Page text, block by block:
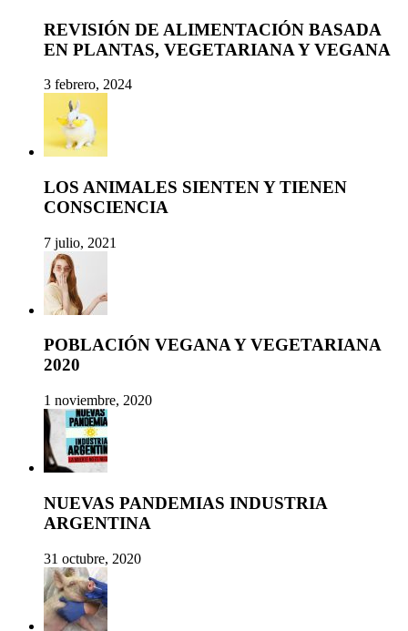
REVISIÓN DE ALIMENTACIÓN BASADA
EN PLANTAS, VEGETARIANA Y VEGANA
3 febrero, 2024
LOS ANIMALES SIENTEN Y TIENEN
CONSCIENCIA
7 julio, 2021
POBLACIÓN VEGANA Y VEGETARIANA
2020
1 noviembre, 2020
NUEVAS PANDEMIAS INDUSTRIA
ARGENTINA
31 octubre, 2020